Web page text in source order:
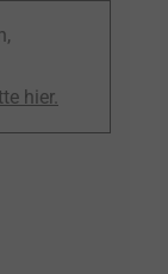
hier.